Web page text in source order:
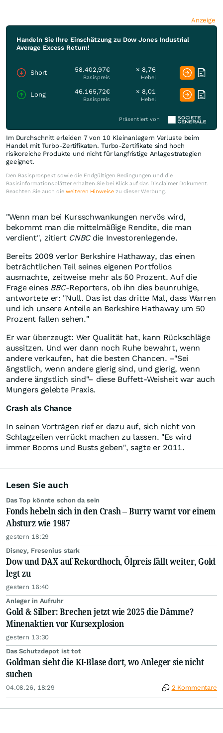
Anzeige
Handeln Sie Ihre Einschätzung zu Dow Jones Industrial
Average Excess Return!
Short 58.402,97€
Basispreis
× 8,76
Hebel
Long 46.165,72€
Basispreis
× 8,01
Hebel
Präsentiert von
Im Durchschnitt erleiden 7 von 10 Kleinanlegern Verluste beim
Handel mit Turbo-Zertifikaten. Turbo-Zertifikate sind hoch
risikoreiche Produkte und nicht für langfristige Anlagestrategien
geeignet.
Den Basisprospekt sowie die Endgültigen Bedingungen und die
Basisinformationsblätter erhalten Sie bei Klick auf das Disclaimer Dokument.
Beachten Sie auch die weiteren Hinweise zu dieser Werbung.
"Wenn man bei Kursschwankungen nervös wird,
bekommt man die mittelmäßige Rendite, die man
verdient", zitiert CNBCdie Investorenlegende.
Bereits 2009 verlor Berkshire Hathaway, das einen
beträchtlichen Teil seines eigenen Portfolios
ausmachte, zeitweise mehr als 50 Prozent. Auf die
Frage eines BBC-Reporters, ob ihn dies beunruhige,
antwortete er: "Null. Das ist das dritte Mal, dass Warren
und ich unsere Anteile an Berkshire Hathaway um 50
Prozent fallen sehen."
Er war überzeugt: Wer Qualität hat, kann Rückschläge
aussitzen. Und wer dann noch Ruhe bewahrt, wenn
andere verkaufen, hat die besten Chancen. –"Sei
ängstlich, wenn andere gierig sind, und gierig, wenn
andere ängstlich sind"– diese Buffett-Weisheit war auch
Mungers gelebte Praxis.
Crash als Chance
In seinen Vorträgen rief er dazu auf, sich nicht von
Schlagzeilen verrückt machen zu lassen. "Es wird
immer Booms und Busts geben", sagte er 2011.
Lesen Sie auch
Das Top könnte schon da sein
Fonds hebeln sich in den Crash – Burry warnt vor einem
Absturz wie 1987
gestern 18:29
Disney, Fresenius stark
Dow und DAX auf Rekordhoch, Ölpreis fällt weiter, Gold
legt zu
gestern 16:40
Anleger in Aufruhr
Gold & Silber: Brechen jetzt wie 2025 die Dämme?
Minenaktien vor Kursexplosion
gestern 13:30
Das Schutzdepot ist tot
Goldman sieht die KI-Blase dort, wo Anleger sie nicht
suchen
04.08.26, 18:29 2 Kommentare